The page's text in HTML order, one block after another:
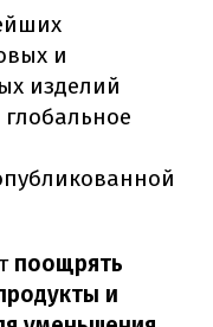
и
изделий
поощрять
и